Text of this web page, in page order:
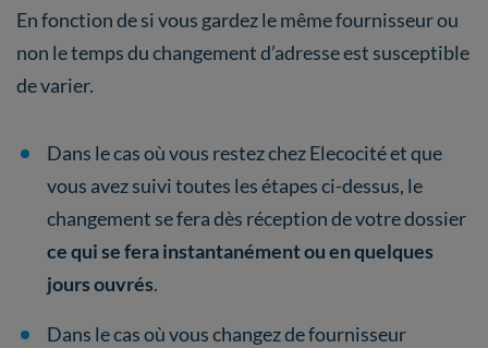
En fonction de si vous gardez le même fournisseur ou
non le temps du changement d’adresse est susceptible
de varier.
Dans le cas où vous restez chez Elecocité et que
vous avez suivi toutes les étapes ci-dessus, le
changement se fera dès réception de votre dossier
ce qui se fera instantanément ou en quelques
jours ouvrés.
Dans le cas où vous changez de fournisseur